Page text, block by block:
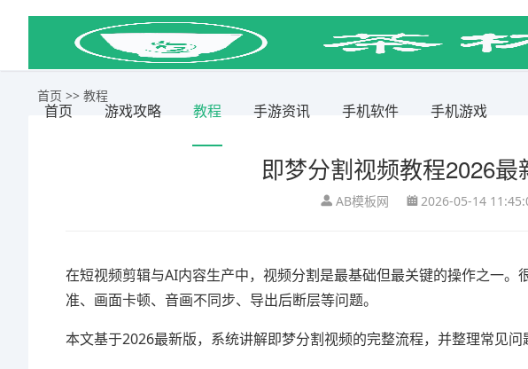
首页 游戏攻略 教程 手游资讯 手机软件 手机游戏
首页 >> 教程
即梦分割视频教程2026最
AB模板网 2026-05-14
在短视频剪辑与AI内容生产中，视频分割是最基础但最关键的操作之一。
准、画面卡顿、音画不同步、导出后断层等问题。
本文基于2026最新版，系统讲解即梦分割视频的完整流程，并整理常见问